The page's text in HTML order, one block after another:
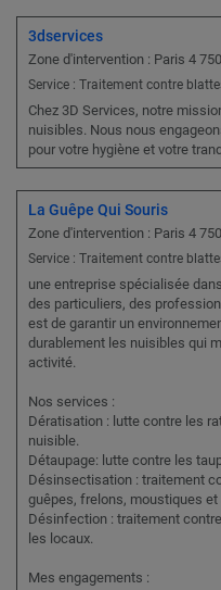
3dservices
Zone d'intervention : Paris 4
Service : Traitement contre
Chez 3D Services, notre
nuisibles. Nous nous
pour votre hygiène et votre
La Guêpe Qui Souris
Zone d'intervention : Paris 4
Service : Traitement contre
une entreprise spécialisée
des particuliers, des
est de garantir un
durablement les nuisibles qui
activité.
Nos services :
Dératisation : lutte contre les
nuisible.
Détaupage: lutte contre les
Désinsectisation : traitement
guêpes, frelons, moustiques
Désinfection : traitement
les locaux.
Mes engagements :